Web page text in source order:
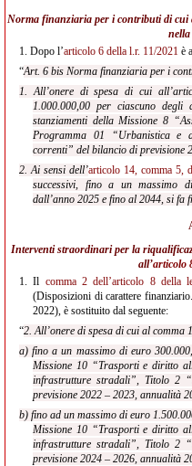
Norma finanziaria per i contributi di cui
nella
1. Dopo l’articolo 6 della l.r. 11/2021 è
“Art. 6 bis Norma finanziaria per i
1. All’onere di spesa di cui
1.000.000,00 per ciascuno
stanziamenti della Missione 8
Programma 01 “Urbanistica e
correnti” del bilancio di previsione
2. Ai sensi dell’articolo 14, comma 5,
successivi, fino a un massimo
dall’anno 2025 e fino al 2044, si fa
Interventi straordinari per la
all’articolo
1. Il comma 2 dell’articolo 8 della
(Disposizioni di carattere
2022), è sostituito dal seguente:
“2. All’onere di spesa di cui al comma
a) fino a un massimo di euro
Missione 10 “Trasporti e diritto
infrastrutture stradali”, Titolo 2
previsione 2022 – 2023, annualità
b) fino ad un massimo di euro
Missione 10 “Trasporti e diritto
infrastrutture stradali”, Titolo 2
previsione 2024 – 2026, annualità